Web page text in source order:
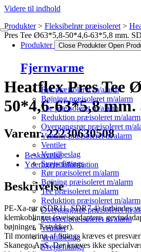
Videre til indhold
Produkter Close Produkter Open
Fjernvarme
Rør præisoleret m/alarm
Bøjning præisoleret m/alarm
Tee præisoleret m/alarm
Reduktion præisoleret m/alarm
Overgangsrør præisoleret m/
Ventiler præisoleret m/alarm
Ventiler
Ventilbeslag
Svejsefittings
Rør præisoleret m/alarm
Bøjning præisoleret m/alarm
Tee præisoleret m/alarm
Reduktion præisoleret m/alarm
Overgangsrør præisoleret m/
Ventiler præisoleret m/alarm
Ventiler
Ventilbeslag
Svejsefittings
Produkter Fleksibelrør præisoleret
Pres Tee Ø63*5,8-50*4,6-63*5,8 mm.
Heatflex Pres Tee
50*4,6-63*5,8 mm.
Varenr. 22230630508
Beskrivelse
Yderligere information
Beskrivelse
PE-Xa-rør (SDR11, SDR7.4) forbindes
klemkoblinger (svejseadaptere,
bøjninger, T-stykker).
Til montering af fittings kræves et
Skanego ApS. Der kræves ikke